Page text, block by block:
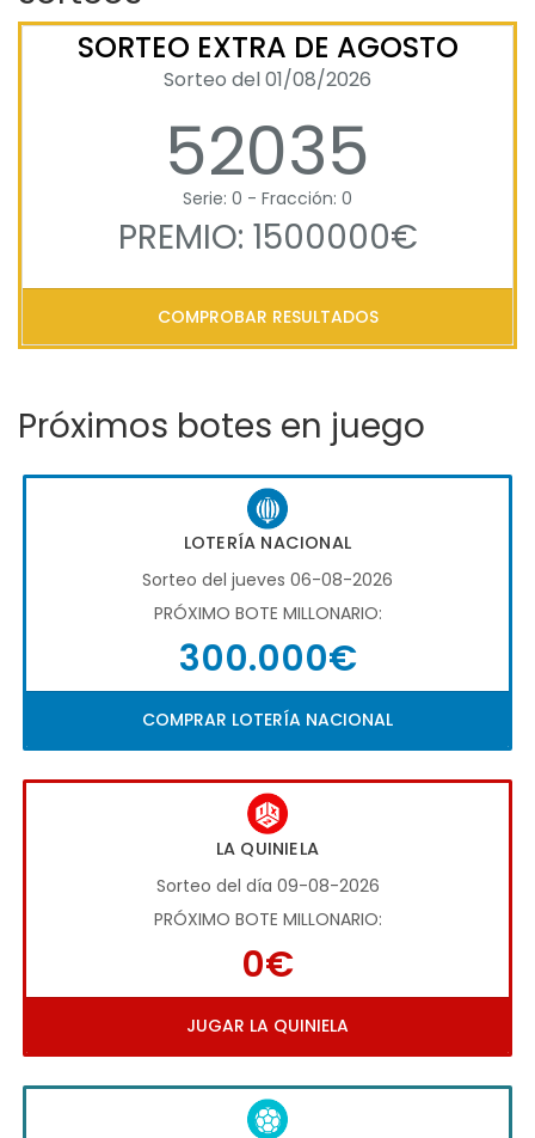
SORTEO EXTRA DE AGOSTO
Sorteo del 01/08/2026
52035
Serie: 0 - Fracción: 0
PREMIO: 1500000€
COMPROBAR RESULTADOS
Próximos botes en juego
LOTERÍA NACIONAL
Sorteo del jueves 06-08-2026
PRÓXIMO BOTE MILLONARIO:
300.000€
COMPRAR LOTERÍA NACIONAL
LA QUINIELA
Sorteo del día 09-08-2026
PRÓXIMO BOTE MILLONARIO:
0€
JUGAR LA QUINIELA